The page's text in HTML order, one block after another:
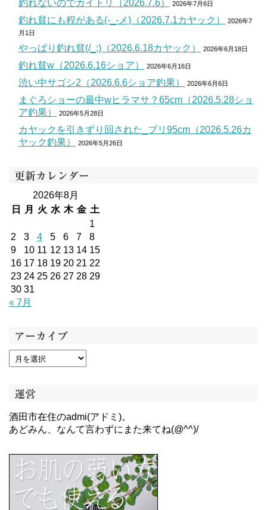
釣れないのでカイトリ（2026.7.6） 2026年7月6日
釣れ貧にも程がある(-_-メ)（2026.7.1カヤック）
2026年7
月1日
やっぱり釣れ貧(/_;)（2026.6.18カヤック） 2026年6月18日
釣れ貧w（2026.6.16ショア） 2026年6月16日
渋い中サゴシ2（2026.6.6ショア釣果） 2026年6月6日
まぐろショーの最中wヒラマサ？65cm（2026.5.28ショ
ア釣果）
2026年5月28日
カヤックを引きずり回された_ブリ95cm（2026.5.26カ
ヤック釣果）
2026年5月26日
更新カレンダー
2026年8月
日
月 火 水 木 金 土
1
2
3 4 5 6 7
8
9
10 11 12 13 14 15
16 17 18 19 20 21 22
23 24 25 26 27 28 29
30 31
« 7月
アーカイブ
運営
酒田市在住のadmi(アドミ)。
あどみん、なんて言わずにまた来てね(@^^)/